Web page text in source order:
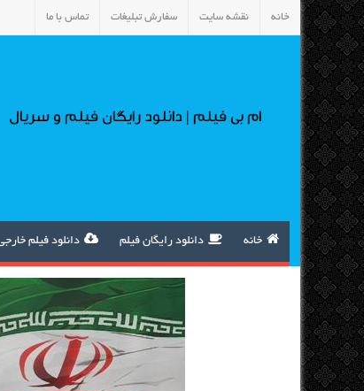
خانه نقشه سایت سفارش تبلیغات تماس با ما
ام بی فیلم | دانلود رایگان فیلم و سریال
خانه دانلود رایگان فیلم دانلود فیلم